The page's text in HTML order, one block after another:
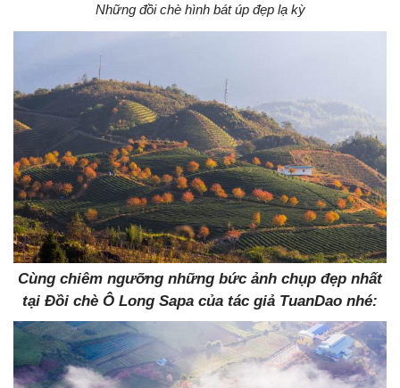
Những đồi chè hình bát úp đẹp lạ kỳ
Cùng chiêm ngưỡng những bức ảnh chụp đẹp nhất
tại Đồi chè Ô Long Sapa của tác giả TuanDao nhé: